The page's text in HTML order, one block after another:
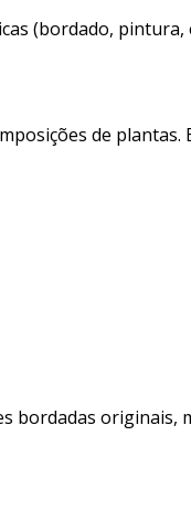
(bordado,
de plantas.
originais,